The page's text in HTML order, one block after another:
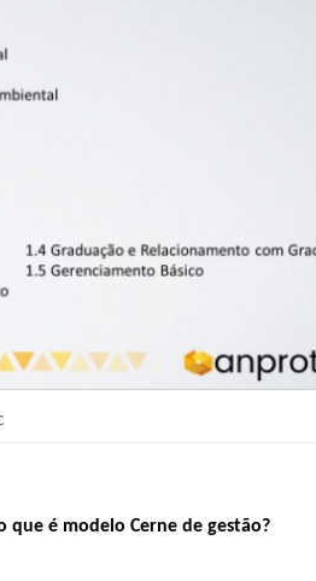
que é modelo Cerne de gestão?